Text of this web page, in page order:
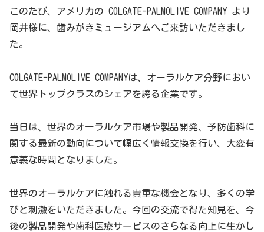
このたび、アメリカの COLGATE-PALMOLIVE COMPANY より
岡井様に、歯みがきミュージアムへご来訪いただきまし
た。
COLGATE-PALMOLIVE COMPANYは、オーラルケア分野におい
て世界トップクラスのシェアを誇る企業です。
当日は、世界のオーラルケア市場や製品開発、予防歯科に
関する最新の動向について幅広く情報交換を行い、大変有
意義な時間となりました。
世界のオーラルケアに触れる貴重な機会となり、多くの学
びと刺激をいただきました。今回の交流で得た知見を、今
後の製品開発や歯科医療サービスのさらなる向上に生かし